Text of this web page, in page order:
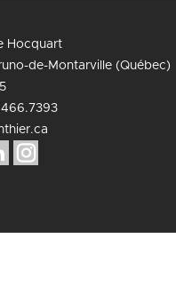
Hocquart
de-Montarville (Québec)